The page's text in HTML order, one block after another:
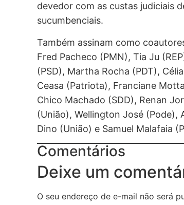
devedor com as custas judiciais
sucumbenciais.
Também assinam como
Fred Pacheco (PMN), Tia Ju
(PSD), Martha Rocha (PDT),
Ceasa (Patriota), Franciane
Chico Machado (SDD), Renan
(União), Wellington José (Pode),
Dino (União) e Samuel Malafaia
Comentários
Deixe um
O seu endereço de e-mail não será